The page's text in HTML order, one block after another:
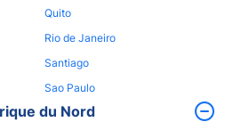
Quito
Rio de Janeiro
Santiago
Sao Paulo
du Nord